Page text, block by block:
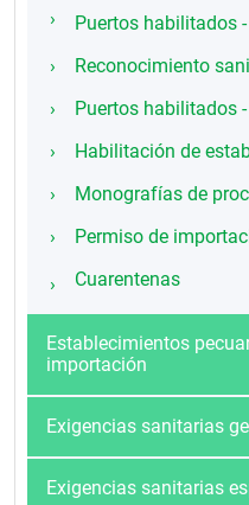
Puertos habilitados
Reconocimiento
Puertos habilitados
Habilitación de
Monografías de
Permiso de
Cuarentenas
Establecimientos
importación
Exigencias sanitarias
Exigencias sanitarias